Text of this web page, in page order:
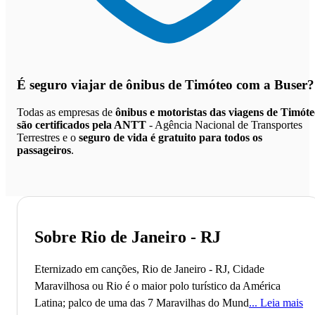
É seguro viajar de ônibus de Timóteo com a Buser?
Todas as empresas de ônibus e motoristas das viagens de
são certificados pela ANTT - Agência Nacional de Transportes
Terrestres e o seguro de vida é gratuito para todos os
passageiros.
Sobre Rio de Janeiro - RJ
Eternizado em canções, Rio de Janeiro - RJ, Cidade
Maravilhosa ou Rio é o maior polo turístico da América
Latina; palco de uma das 7 Maravilhas do Mundo. O Cristo
Leia mais